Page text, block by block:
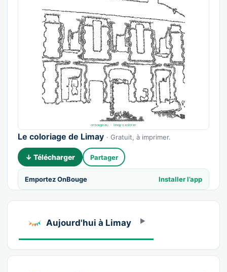
Le coloriage de Limay · Gratuit, à imprimer.
↓ Télécharger Partager
Emportez OnBouge Installer l’app
Aujourd'hui à Limay